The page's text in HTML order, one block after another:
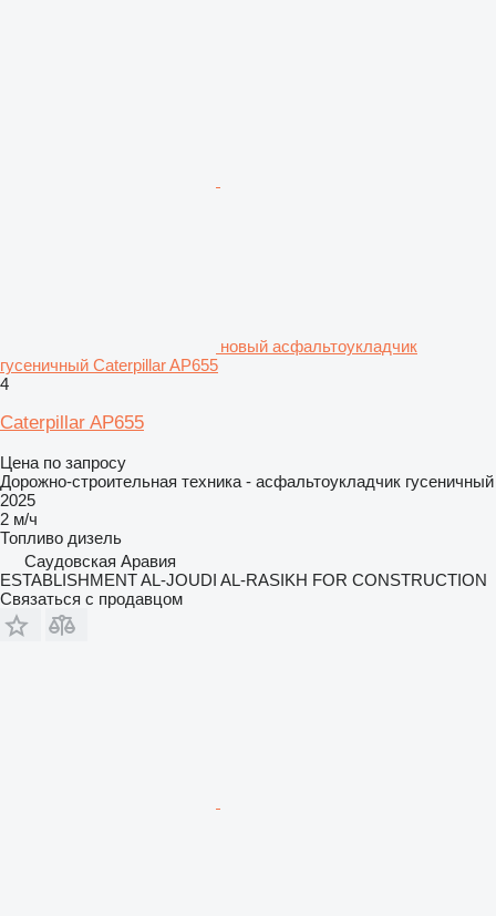
новый асфальтоукладчик
гусеничный Caterpillar AP655
4
Caterpillar AP655
Цена по запросу
Дорожно-строительная техника - асфальтоукладчик гусеничный
2025
2 м/ч
Топливо дизель
Саудовская Аравия
ESTABLISHMENT AL-JOUDI AL-RASIKH FOR CONSTRUCTION
Связаться с продавцом